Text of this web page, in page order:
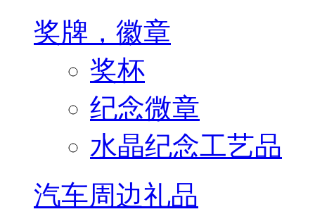
奖牌，徽章
奖杯
纪念微章
水晶纪念工艺品
汽车周边礼品